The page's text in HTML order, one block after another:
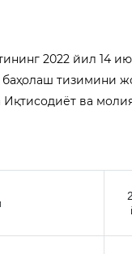
2022 йил 14
тизимини
ва